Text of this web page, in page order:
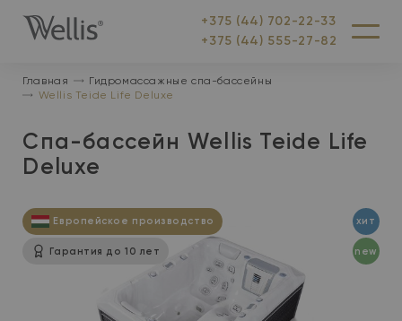
На
+375 (44) 702-22-33
+375 (44) 555-27-82
Меню
Главная
Гидромассажные спа-бассейны
Wellis Teide Life Deluxe
Спа-бассейн Wellis Teide Life
Deluxe
Европейское производство
Гарантия до 10 лет
хит
new